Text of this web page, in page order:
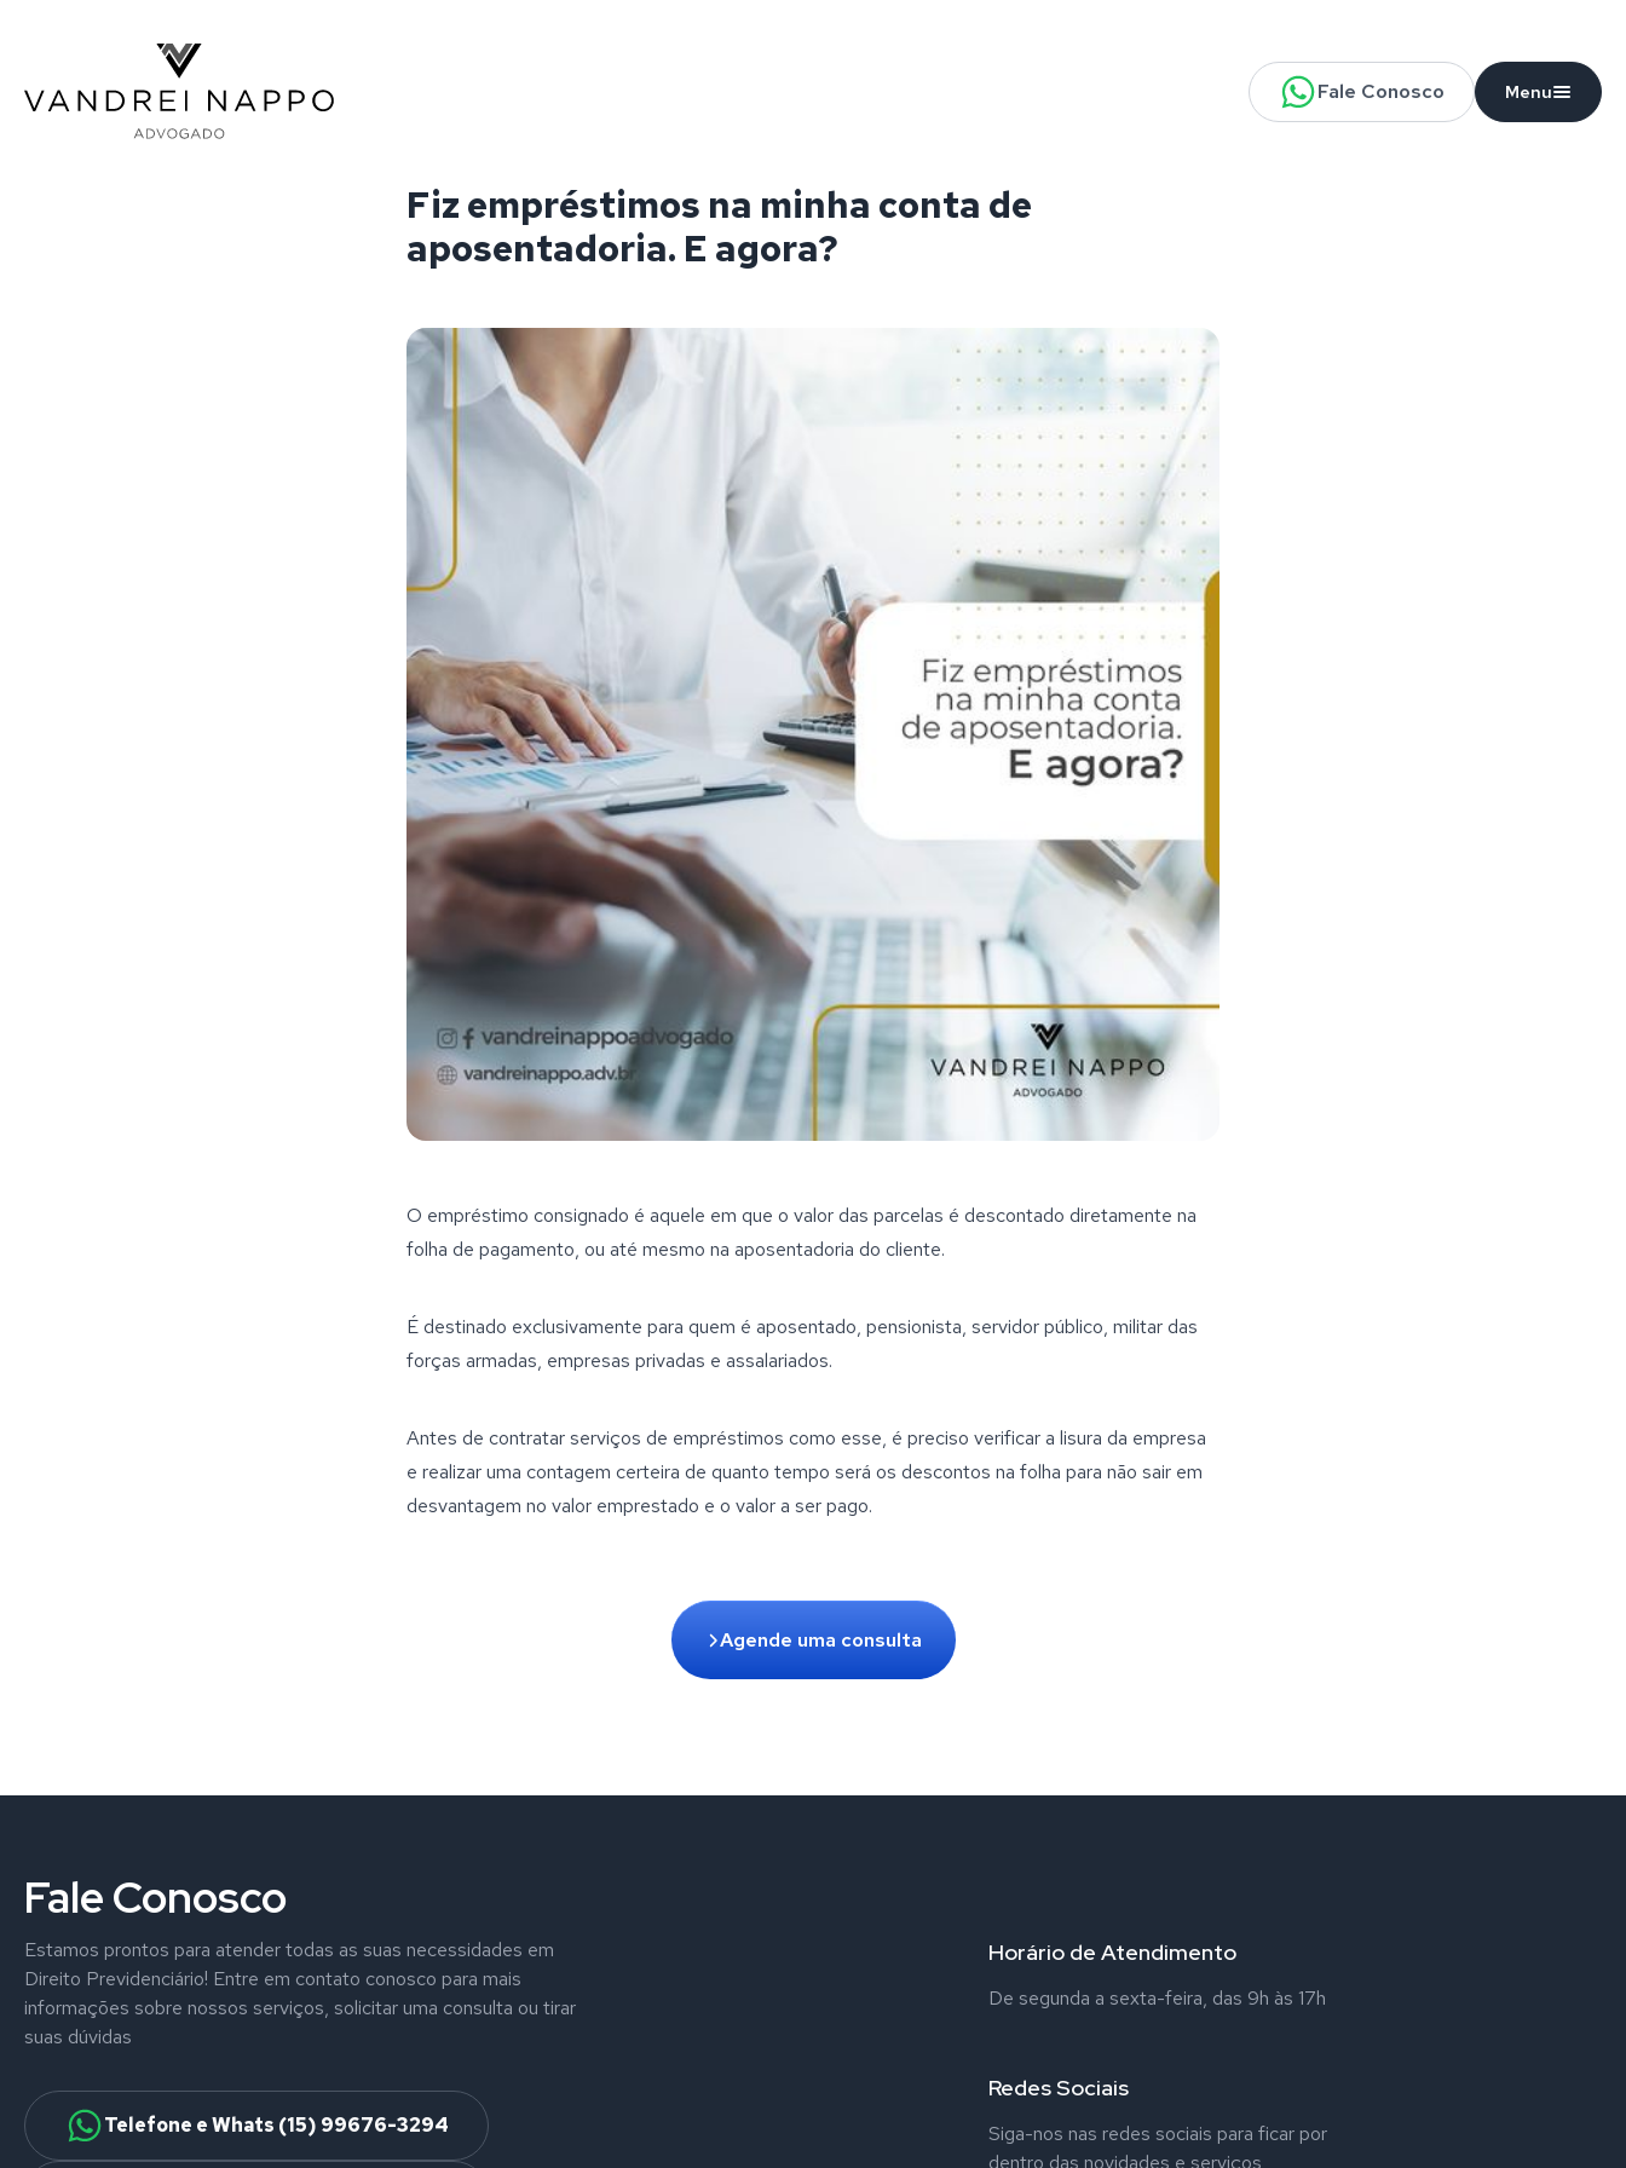
Vandrei Nappo - Advogado
Fale Conosco
Menu
Fiz empréstimos na minha conta de
aposentadoria. E agora?
O empréstimo consignado é aquele em que o valor das parcelas é descontado diretamente na
folha de pagamento, ou até mesmo na aposentadoria do cliente.
É destinado exclusivamente para quem é aposentado, pensionista, servidor público, militar das
forças armadas, empresas privadas e assalariados.
Antes de contratar serviços de empréstimos como esse, é preciso verificar a lisura da empresa
e realizar uma contagem certeira de quanto tempo será os descontos na folha para não sair em
desvantagem no valor emprestado e o valor a ser pago.
Agende uma consulta
Fale Conosco
Estamos prontos para atender todas as suas necessidades em
Direito Previdenciário! Entre em contato conosco para mais
informações sobre nossos serviços, solicitar uma consulta ou tirar
suas dúvidas
Telefone e Whats (15) 99676-3294
Horário de Atendimento
De segunda a sexta-feira, das 9h às 17h
Redes Sociais
Siga-nos nas redes sociais para ficar por
dentro das novidades e serviços